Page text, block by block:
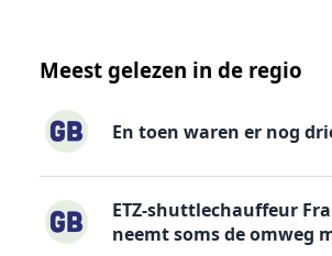
Meest gelezen in de regio
En toen waren er nog
ETZ-shuttlechauffeur
neemt soms de omweg